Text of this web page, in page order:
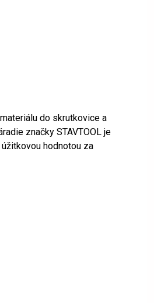
do skrutkovice a
značky STAVTOOL je
hodnotou za